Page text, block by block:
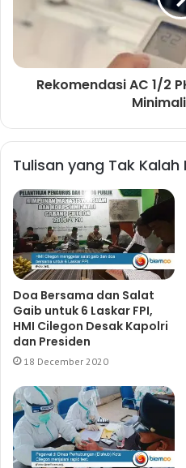
Rekomendasi AC 1/2
Tulisan yang Tak Kalah
Doa Bersama dan Salat
Gaib untuk 6 Laskar FPI,
HMI Cilegon Desak Kapolri
dan Presiden
18 December 2020